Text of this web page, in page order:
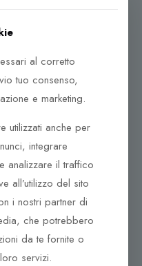
161
79/A
CT
al corretto
tuo consenso,
e marketing.
utilizzati anche per
integrare
analizzare il traffico
all’utilizzo del sito
i nostri partner di
che potrebbero
da te fornite o
servizi.